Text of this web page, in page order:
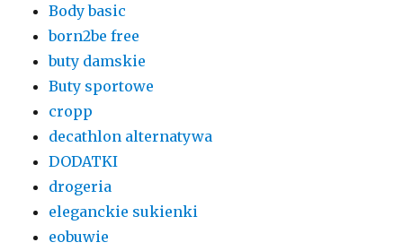
Body basic
born2be free
buty damskie
Buty sportowe
cropp
decathlon alternatywa
DODATKI
drogeria
eleganckie sukienki
eobuwie